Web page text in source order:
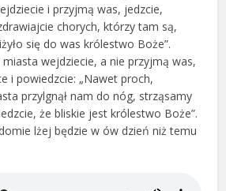
i przyjmą was, jedzcie,
chorych, którzy tam są,
się do was królestwo Boże”.
wejdziecie, a nie przyjmą was,
i powiedzcie: „Nawet proch,
przylgnął nam do nóg, strząsamy
że bliskie jest królestwo Boże”.
lżej będzie w ów dzień niż temu